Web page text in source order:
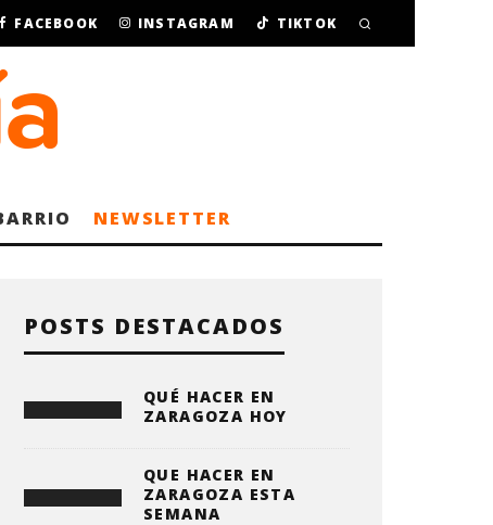
FACEBOOK INSTAGRAM TIKTOK
NEWSLETTER
POSTS DESTACADOS
QUÉ HACER EN
ZARAGOZA HOY
QUE HACER EN
ZARAGOZA ESTA
SEMANA